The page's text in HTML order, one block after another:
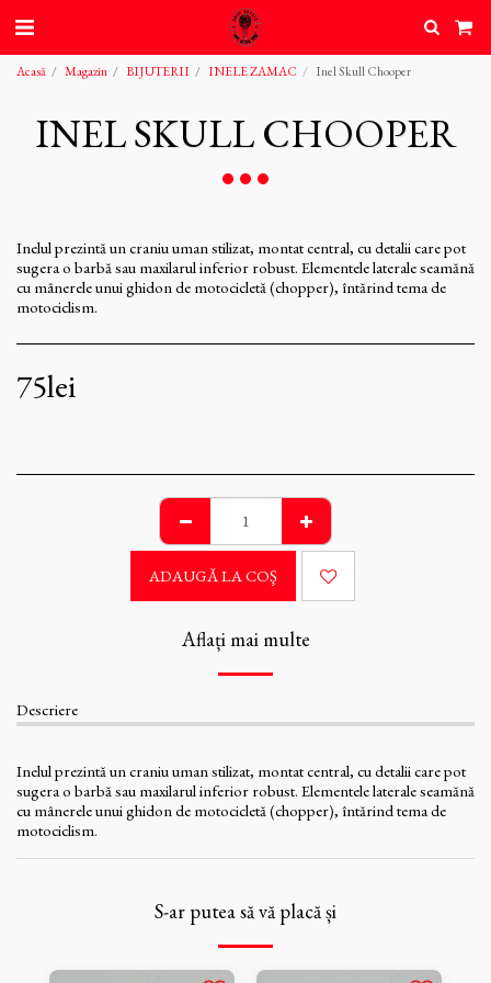
Acasă Magazin BIJUTERII INELE ZAMAC Inel Skull Chooper
INEL SKULL CHOOPER
Inelul prezintă un craniu uman stilizat, montat central, cu detalii care pot
sugera o barbă sau maxilarul inferior robust. Elementele laterale seamănă
cu mânerele unui ghidon de motocicletă (chopper), întărind tema de
motociclism.
75lei
ADAUGĂ LA COŞ
Aflați mai multe
Descriere
Inelul prezintă un craniu uman stilizat, montat central, cu detalii care pot
sugera o barbă sau maxilarul inferior robust. Elementele laterale seamănă
cu mânerele unui ghidon de motocicletă (chopper), întărind tema de
motociclism.
S-ar putea să vă placă și